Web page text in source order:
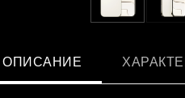
ОПИСАНИЕ